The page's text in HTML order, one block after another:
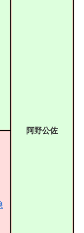
阿野公佐